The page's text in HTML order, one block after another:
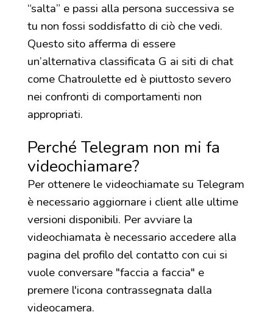
“salta” e passi alla persona successiva se
tu non fossi soddisfatto di ciò che vedi.
Questo sito afferma di essere
un’alternativa classificata G ai siti di chat
come Chatroulette ed è piuttosto severo
nei confronti di comportamenti non
appropriati.
Perché Telegram non mi fa
videochiamare?
Per ottenere le videochiamate su Telegram
è necessario aggiornare i client alle ultime
versioni disponibili. Per avviare la
videochiamata è necessario accedere alla
pagina del profilo del contatto con cui si
vuole conversare "faccia a faccia" e
premere l'icona contrassegnata dalla
videocamera.